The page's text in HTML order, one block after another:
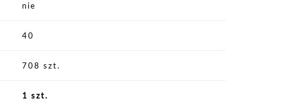
nie
40
708 szt.
1 szt.